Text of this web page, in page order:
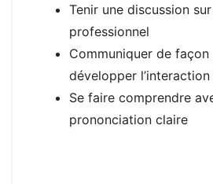
Tenir une discussion
professionnel
Communiquer de
développer
Se faire comprendre
prononciation claire